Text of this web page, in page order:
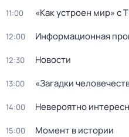
11:00 «Как устроен мир»
12:00 Информационная
12:30 Новости
13:00 «Загадки
14:00 Невероятно
15:00 Момент в истории